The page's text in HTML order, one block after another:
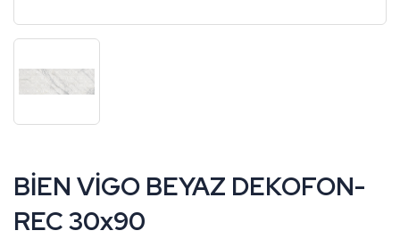
BİEN VİGO BEYAZ DEKOFON-
REC 30x90